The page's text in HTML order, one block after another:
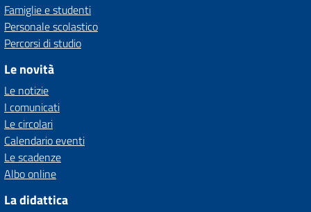
Famiglie e studenti
Personale scolastico
Percorsi di studio
Le novità
Le notizie
I comunicati
Le circolari
Calendario eventi
Le scadenze
Albo online
La didattica